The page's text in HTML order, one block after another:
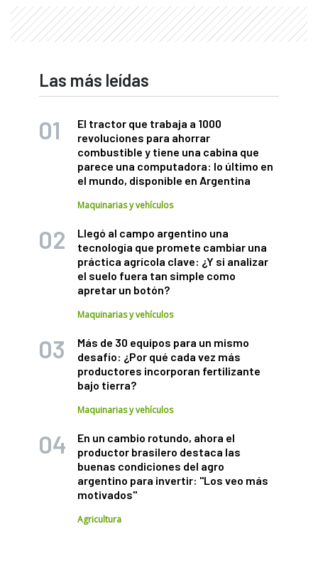
Las más leídas
El tractor que trabaja a 1000
revoluciones para ahorrar
combustible y tiene una cabina que
parece una computadora: lo último en
el mundo, disponible en Argentina
Maquinarias y vehículos
Llegó al campo argentino una
tecnología que promete cambiar una
práctica agrícola clave: ¿Y si analizar
el suelo fuera tan simple como
apretar un botón?
Maquinarias y vehículos
Más de 30 equipos para un mismo
desafío: ¿Por qué cada vez más
productores incorporan fertilizante
bajo tierra?
Maquinarias y vehículos
En un cambio rotundo, ahora el
productor brasilero destaca las
buenas condiciones del agro
argentino para invertir: "Los veo más
motivados"
Agricultura